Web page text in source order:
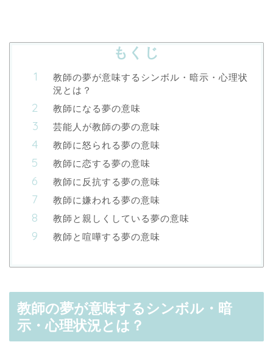
もくじ
教師の夢が意味するシンボル・暗示・心理状
況とは？
教師になる夢の意味
芸能人が教師の夢の意味
教師に怒られる夢の意味
教師に恋する夢の意味
教師に反抗する夢の意味
教師に嫌われる夢の意味
教師と親しくしている夢の意味
教師と喧嘩する夢の意味
教師の夢が意味するシンボル・暗
示・心理状況とは？